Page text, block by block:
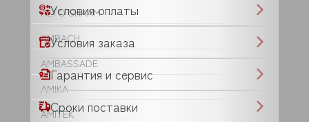
ALTO SHAAM
AMBACH
AMBASSADE
AMIKA
AMITEK
Условия оплаты
Условия заказа
Гарантия и сервис
Сроки поставки